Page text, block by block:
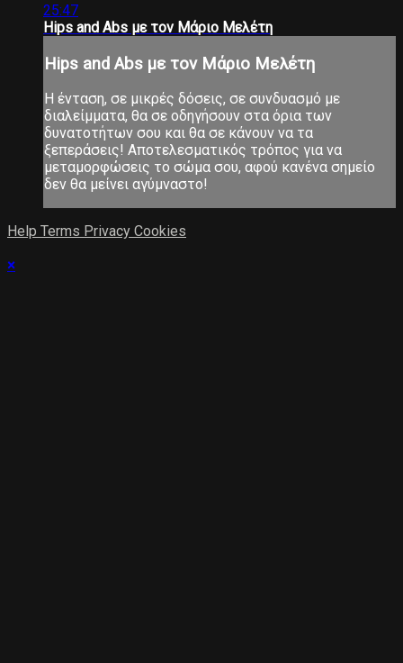
25:47
Hips and Abs με τον Μάριο Μελέτη
Hips and Abs με τον Μάριο Μελέτη
Η ένταση, σε μικρές δόσεις, σε συνδυασμό με
διαλείμματα, θα σε οδηγήσουν στα όρια των
δυνατοτήτων σου και θα σε κάνουν να τα
ξεπεράσεις! Αποτελεσματικός τρόπος για να
μεταμορφώσεις το σώμα σου, αφού κανένα σημείο
δεν θα μείνει αγύμναστο!
Help Terms Privacy Cookies
×